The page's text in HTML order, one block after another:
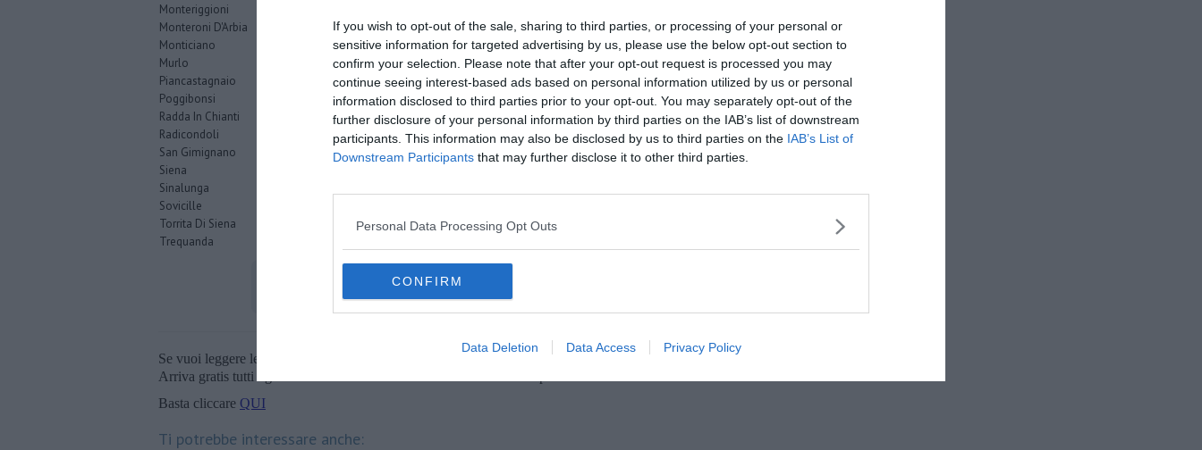
If you wish to opt-out of the sale, sharing to third parties, or processing of your personal or
sensitive information for targeted advertising by us, please use the below opt-out section to
confirm your selection. Please note that after your opt-out request is processed you may
continue seeing interest-based ads based on personal information utilized by us or personal
information disclosed to third parties prior to your opt-out. You may separately opt-out of the
further disclosure of your personal information by third parties on the IAB’s list of downstream
participants. This information may also be disclosed by us to third parties on the IAB’s List of
Downstream Participants that may further disclose it to other third parties.
Personal Data Processing Opt Outs
CONFIRM
Data Deletion Data Access Privacy Policy
Monteriggioni
Monteroni D'Arbia
Monticiano
Murlo
Piancastagnaio
Poggibonsi
Radda In Chianti
Radicondoli
San Gimignano
Siena
Sinalunga
Sovicille
Torrita Di Siena
Trequanda
Se vuoi leggere le notizie principali della Toscana iscriviti alla
Newsletter QUInews - ToscanaMedia.
Arriva gratis tutti i giorni alle 20:00 direttamente nella tua casella di posta.
Basta cliccare QUI
Ti potrebbe interessare anche: